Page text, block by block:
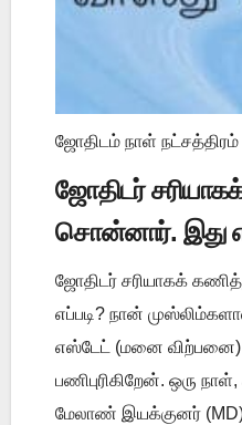
ஜோதிடம் நாள்
ஜோதிடர்
சொன்னார். இது
ஜோதிடர் சரியாகக்
எப்படி? நான்
எஸ்டேட் (மனை விற்பனை)
பணிபுரிகிறேன். ஒரு
மேலாண் இயக்குனர்